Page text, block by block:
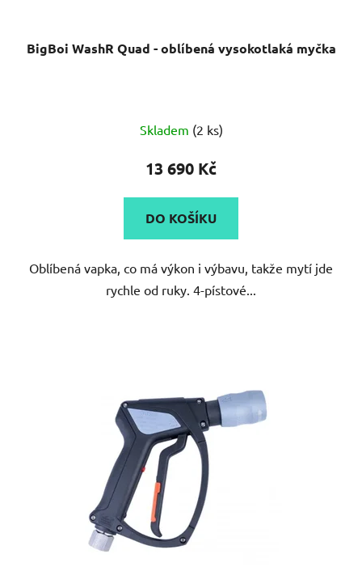
BigBoi WashR Quad - oblíbená vysokotlaká myčka
Skladem (2 ks)
13 690 Kč
DO KOŠÍKU
Oblíbená vapka, co má výkon i výbavu, takže mytí jde
rychle od ruky. 4-pístové...